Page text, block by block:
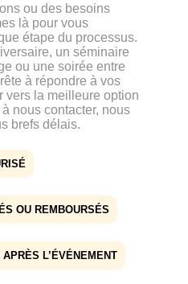
ou des besoins
là pour vous
étape du processus.
un séminaire
ou une soirée entre
à répondre à vos
vers la meilleure option
nous contacter, nous
brefs délais.
OU REMBOURSÉS
L’ÉVÉNEMENT